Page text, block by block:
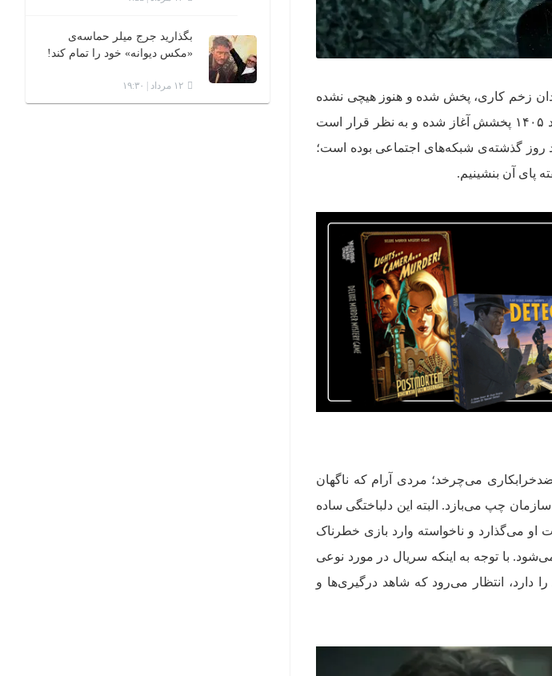
زخم کاری، پخش شده و هنوز هیچی نشده
سروصدای زیادی به راه انداخته است. این سریال فیلیمو که از ۱۳ خرداد ۱۴۰۵ پخشش آغاز شده و به نظر قرار است
این چند روز گذشته‌ی شبکه‌های اجتماعی بوده است؛
پای آن بنشینیم.
می‌چرخد؛ مردی آرام که ناگهان
چپ می‌بازد. البته این دلباختگی ساده
او می‌گذارد و ناخواسته وارد بازی خطرناک
با توجه به اینکه سریال در مورد نوعی
انتظار می‌رود که شاهد درگیری‌ها و
بگذارید جرج میلر حماسه‌ی
«مکس دیوانه» خود را تمام کند!
۱۲ مرداد | ۱۹:۳۰